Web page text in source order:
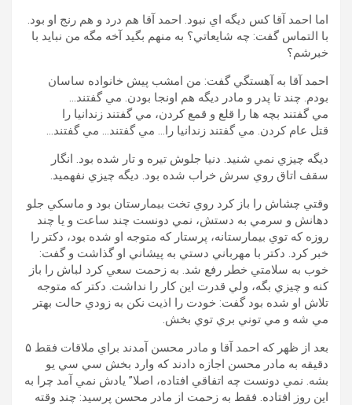
اما احمد آقا کس ديگه اي نبود. احمد آقا هم درد و هم رنج او بود.
با التماس گفت: چه شايعاتي؟ به منهم بگيد آخه مگه من نبايد با
خبرشم؟
احمد آقا به آهستگي گفت: من امشب پيش خانواده ساسان
بودم. چند تا پدر و مادر ديگه هم اونجا بودن. مي گفتند…
مي گفتند بچه ها را قلع و قمع کردن، مي گفتند زندانيا را
قتل عام کردن. مي گفتند زندانيا را… مي گفتند… مي گفتند…
ديگه چيزي نمي شنيد. دنيا جلوش تيره و تار شده بود. انگار
سقف اتاق روي سرش خراب شده بود. ديگه چيزي نفهميد.
وقتي چشاش را باز کرد روي تخت بيمارستان بود و ماسکي جلو
دهانش و سرمي به دستش، نمي دونست چند ساعت و يا چند
روزه که توي بيمارستانه، پرستار که متوجه او شده بود، دکتر را
خبر کرد. دکتر با مهرباني دستي به پيشاني او گذاشت و گفت:
خوب به سلامتي خطر رفع شد. به زحمت سعي کرد لباش را باز
کنه و چيزي بگه، ولي قدرت اين کار را نداشت. دکتر که متوجه
تلاش او شده بود گفت: خودت را اذيت نکن به زودي حالت بهتر
مي شه و مي توني بري توي بخش.
بعد از ظهر که احمد آقا و مادر محسن آمدند براي ملاقات فقط ۵
دقيقه به مادر محسن اجازه دادند که وارد بخش سي سي يو
بشه. نمي دونست چه اتفاقي افتاده، اصلا” يادش نمي آمد چرا به
اين روز افتاده. فقط به زحمت از مادر محسن پرسيد: چند وقته